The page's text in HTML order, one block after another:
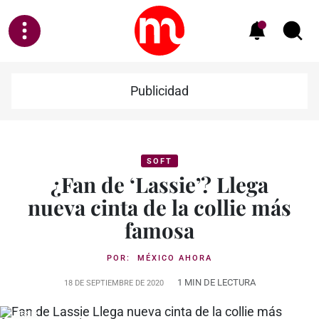
Publicidad
SOFT
¿Fan de ‘Lassie’? Llega
nueva cinta de la collie más
famosa
POR: MÉXICO AHORA
18 DE SEPTIEMBRE DE 2020 1 MIN DE LECTURA
Lassie